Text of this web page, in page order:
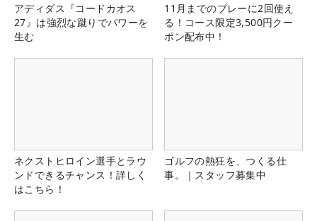
アディダス『コードカオス
27』は強烈な蹴りでパワーを
生む
11月までのプレーに2回使え
る！コース限定3,500円クー
ポン配布中！
ネクストヒロイン選手とラウ
ンドできるチャンス！詳しく
はこちら！
ゴルフの熱狂を、つくる仕
事。｜スタッフ募集中